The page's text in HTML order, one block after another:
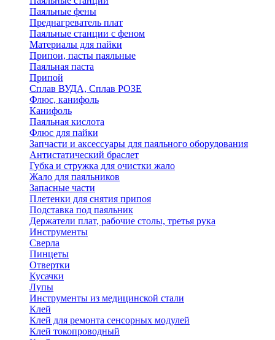
Паяльные фены
Преднагреватель плат
Паяльные станции с феном
Материалы для пайки
Припои, пасты паяльные
Паяльная паста
Припой
Сплав ВУДА, Сплав РОЗЕ
Флюс, канифоль
Канифоль
Паяльная кислота
Флюс для пайки
Запчасти и аксессуары для паяльного оборудования
Антистатический браслет
Губка и стружка для очистки жало
Жало для паяльников
Запасные части
Плетенки для снятия припоя
Подставка под паяльник
Держатели плат, рабочие столы, третья рука
Инструменты
Сверла
Пинцеты
Отвертки
Кусачки
Лупы
Инструменты из медицинской стали
Клей
Клей для ремонта сенсорных модулей
Клей токопроводный